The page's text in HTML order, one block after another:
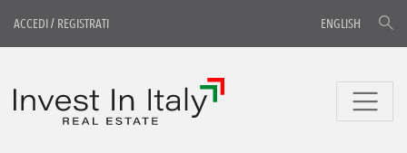
ACCEDI/ REGISTRATI ENGLISH